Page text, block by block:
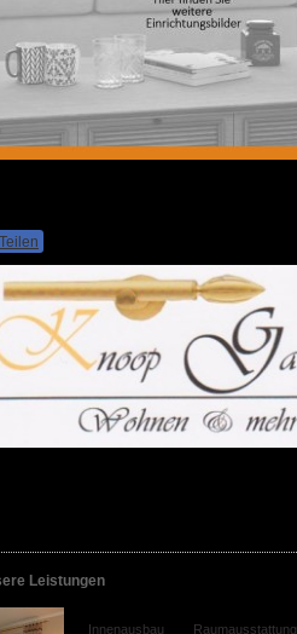
Teilen
Leistungen
Innenausbau
Raumausstattung